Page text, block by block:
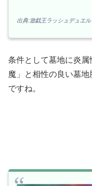
出典:遊戯王ラッシュデュエル
条件として墓地に炎
魔」と相性の良い墓
ですね。